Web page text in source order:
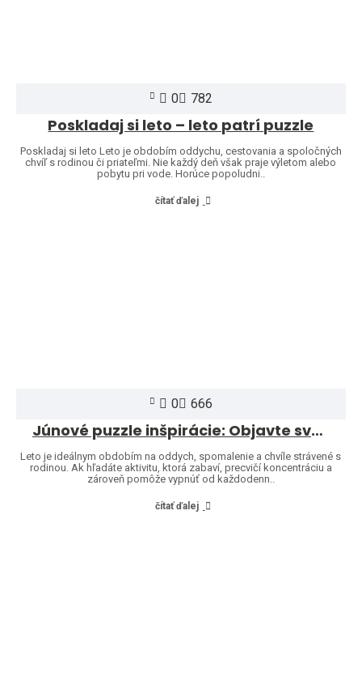
0 782
Poskladaj si leto – leto patrí puzzle
Poskladaj si leto Leto je obdobím oddychu, cestovania a spoločných
chvíľ s rodinou či priateľmi. Nie každý deň však praje výletom alebo
pobytu pri vode. Horúce popoludni..
čítať ďalej
0 666
Júnové puzzle inšpirácie: Objavte svet značiek Heye a Jumbo
Leto je ideálnym obdobím na oddych, spomalenie a chvíle strávené s
rodinou. Ak hľadáte aktivitu, ktorá zabaví, precvičí koncentráciu a
zároveň pomôže vypnúť od každodenn..
čítať ďalej